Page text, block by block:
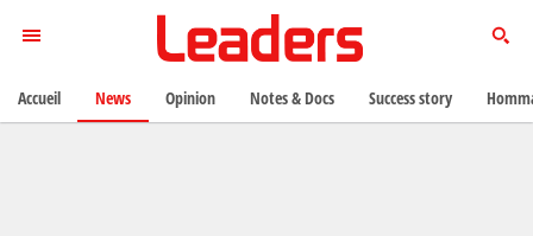
Accueil News Opinion Notes & Docs Success story